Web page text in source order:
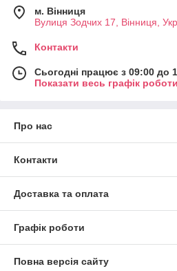
м. Вінниця
Вулиця Зодчих 17, Вінниця,
Контакти
Сьогодні працює з 09:00 до
Показати весь графік роботи
Про нас
Контакти
Доставка та оплата
Графік роботи
Повна версія сайту